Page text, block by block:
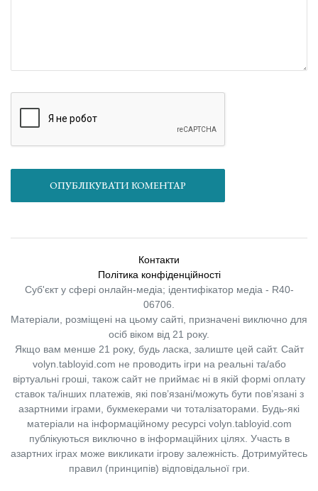
ОПУБЛІКУВАТИ КОМЕНТАР
Контакти
Політика конфіденційності
Суб'єкт у сфері онлайн-медіа; ідентифікатор медіа - R40-
06706.
Матеріали, розміщені на цьому сайті, призначені виключно для
осіб віком від 21 року.
Якщо вам менше 21 року, будь ласка, залиште цей сайт. Сайт
volyn.tabloyid.com не проводить ігри на реальні та/або
віртуальні гроші, також сайт не приймає ні в якій формі оплату
ставок та/інших платежів, які пов’язані/можуть бути пов’язані з
азартними іграми, букмекерами чи тоталізаторами. Будь-які
матеріали на інформаційному ресурсі volyn.tabloyid.com
публікуються виключно в інформаційних цілях. Участь в
азартних іграх може викликати ігрову залежність. Дотримуйтесь
правил (принципів) відповідальної гри.